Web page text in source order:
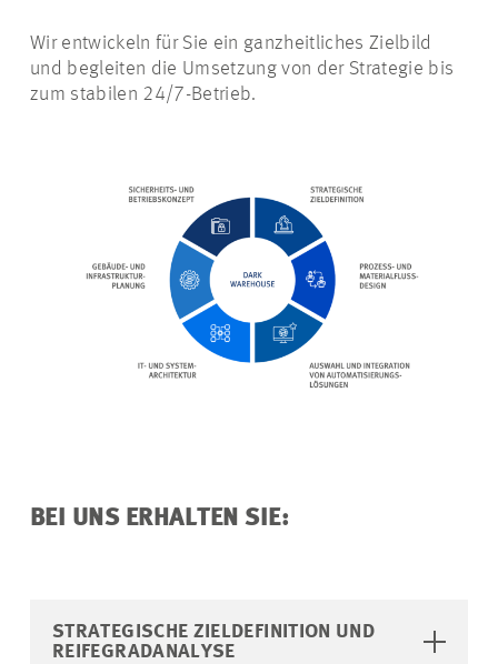
Wir entwickeln für Sie ein ganzheitliches Zielbild
und begleiten die Umsetzung von der Strategie bis
zum stabilen 24/7-Betrieb.
BEI UNS ERHALTEN SIE:
STRATEGISCHE ZIELDEFINITION UND
REIFEGRADANALYSE